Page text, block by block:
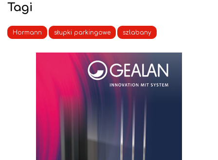
Tagi
Hormann słupki parkingowe szlabany